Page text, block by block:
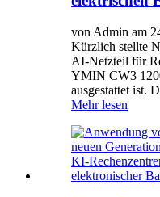
von Admin am
Kürzlich stellte
AI-Netzteil für
YMIN CW3
ausgestattet ist.
Mehr lesen